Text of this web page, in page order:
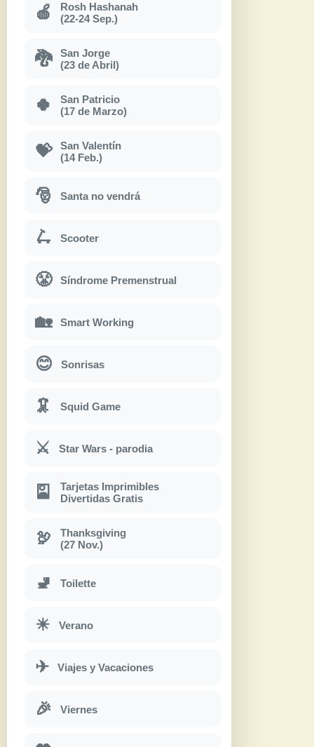
🍎
Rosh Hashanah
(22-24 Sep.)
🐉
San Jorge
(23 de Abril)
🍀
San Patricio
(17 de Marzo)
💝
San Valentín
(14 Feb.)
🎅 Santa no vendrá
🛴 Scooter
😤 Síndrome Premenstrual
🏡 Smart Working
😊 Sonrisas
🦑 Squid Game
⚔ Star Wars - parodia
🎴
Tarjetas Imprimibles
Divertidas Gratis
🦃
Thanksgiving
(27 Nov.)
🚽 Toilette
☀ Verano
✈ Viajes y Vacaciones
🎉 Viernes